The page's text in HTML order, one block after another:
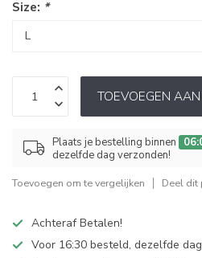
Size: *
TOEVOEGEN
Plaats je bestelling binnen
dezelfde dag verzonden!
Toevoegen om te vergelijken Deel dit
Achteraf Betalen!
Voor 16:30 besteld, dezelfde